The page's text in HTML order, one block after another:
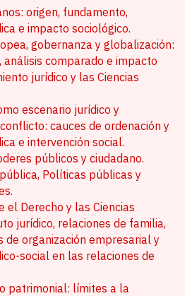
origen, fundamento,
e impacto sociológico.
gobernanza y globalización:
análisis comparado e impacto
jurídico y las Ciencias
escenario jurídico y
cauces de ordenación y
e intervención social.
públicos y ciudadano.
Políticas públicas y
el Derecho y las Ciencias
jurídico, relaciones de familia,
de organización empresarial y
social en las relaciones de
patrimonial: límites a la